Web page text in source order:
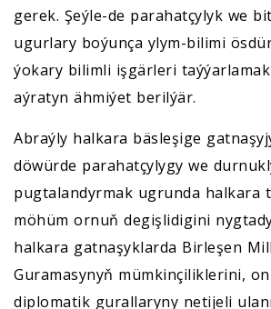
gerek. Şeýle-de parahatçylyk we
ugurlary boýunça ylym-bilimi
ýokary bilimli işgärleri
aýratyn ähmiýet berilýär.
Abraýly halkara bäsleşige
döwürde parahatçylygy we
pugtalandyrmak ugrunda halkara
möhüm ornuň degişlidigini
halkara gatnaşyklarda Birleşen
Guramasynyň mümkinçiliklerini,
diplomatik gurallaryny netijeli